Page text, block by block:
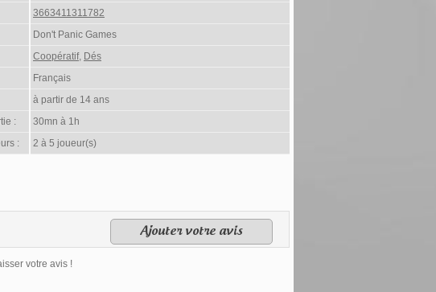
3663411311782
Don't Panic Games
Coopératif, Dés
Français
à partir de 14 ans
:
30mn à 1h
:
2 à 5 joueur(s)
Ajouter votre avis
votre avis !